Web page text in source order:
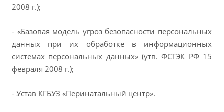
2008 г.);
- «Базовая модель угроз безопасности персональных
данных при их обработке в информационных
системах персональных данных» (утв. ФСТЭК РФ 15
февраля 2008 г.);
- Устав КГБУЗ «Перинатальный центр».